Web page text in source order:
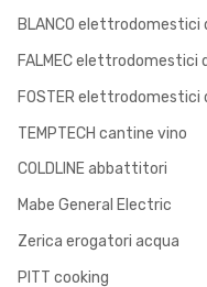
BLANCO elettrodomestici
FALMEC elettrodomestici
FOSTER elettrodomestici
TEMPTECH cantine vino
COLDLINE abbattitori
Mabe General Electric
Zerica erogatori acqua
PITT cooking